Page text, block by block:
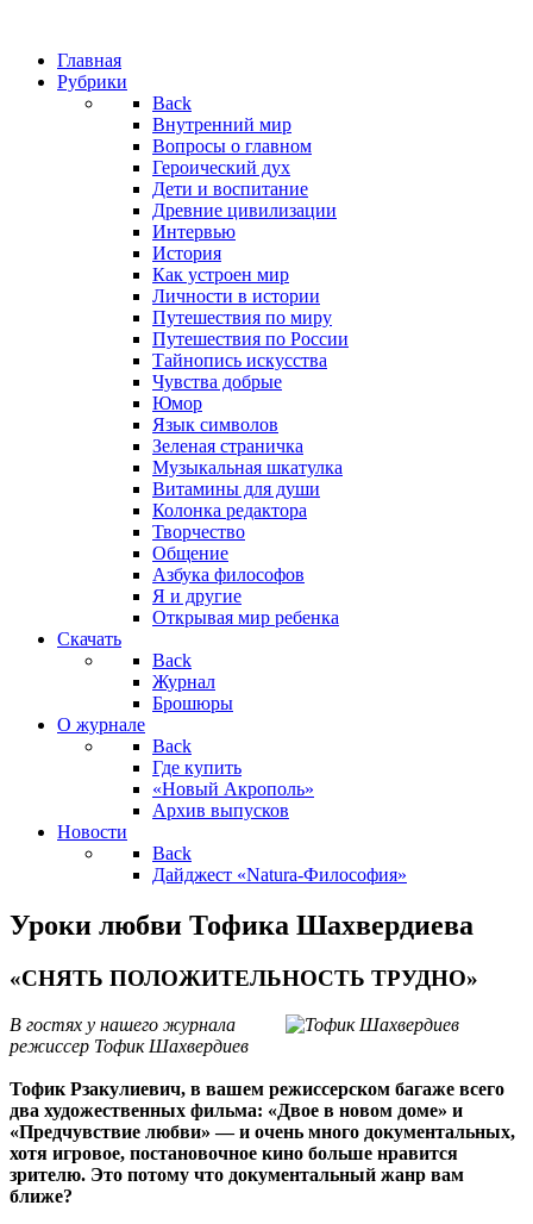
Главная
Рубрики
Back
Внутренний мир
Вопросы о главном
Героический дух
Дети и воспитание
Древние цивилизации
Интервью
История
Как устроен мир
Личности в истории
Путешествия по миру
Путешествия по России
Тайнопись искусства
Чувства добрые
Юмор
Язык символов
Зеленая страничка
Музыкальная шкатулка
Витамины для души
Колонка редактора
Творчество
Общение
Азбука философов
Я и другие
Открывая мир ребенка
Скачать
Back
Журнал
Брошюры
О журнале
Back
Где купить
«Новый Акрополь»
Архив выпусков
Новости
Back
Дайджест «Natura-Философия»
Уроки любви Тофика Шахвердиева
«СНЯТЬ ПОЛОЖИТЕЛЬНОСТЬ ТРУДНО»
В гостях у нашего журнала
режиссер Тофик Шахвердиев
Тофик Рзакулиевич, в вашем режиссерском багаже всего
два художественных фильма: «Двое в новом доме» и
«Предчувствие любви» — и очень много документальных,
хотя игровое, постановочное кино больше нравится
зрителю. Это потому что документальный жанр вам
ближе?